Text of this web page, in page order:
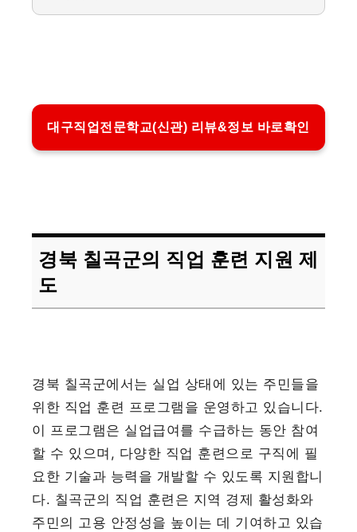
대구직업전문학교(신관) 리뷰&정보 바로확인
경북 칠곡군의 직업 훈련 지원 제
도
경북 칠곡군에서는 실업 상태에 있는 주민들을
위한 직업 훈련 프로그램을 운영하고 있습니다.
이 프로그램은 실업급여를 수급하는 동안 참여
할 수 있으며, 다양한 직업 훈련으로 구직에 필
요한 기술과 능력을 개발할 수 있도록 지원합니
다. 칠곡군의 직업 훈련은 지역 경제 활성화와
주민의 고용 안정성을 높이는 데 기여하고 있습